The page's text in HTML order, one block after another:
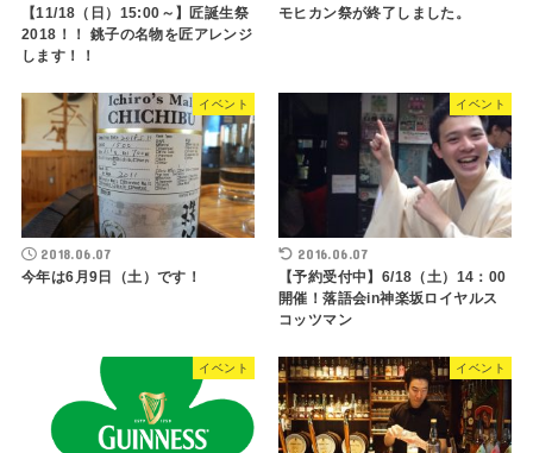
【11/18（日）15:00～】匠誕生祭
2018！！ 銚子の名物を匠アレンジ
します！！
モヒカン祭が終了しました。
イベント
2018.06.07
今年は6月9日（土）です！
イベント
2016.06.07
【予約受付中】6/18（土）14：00
開催！落語会in神楽坂ロイヤルス
コッツマン
イベント イベント